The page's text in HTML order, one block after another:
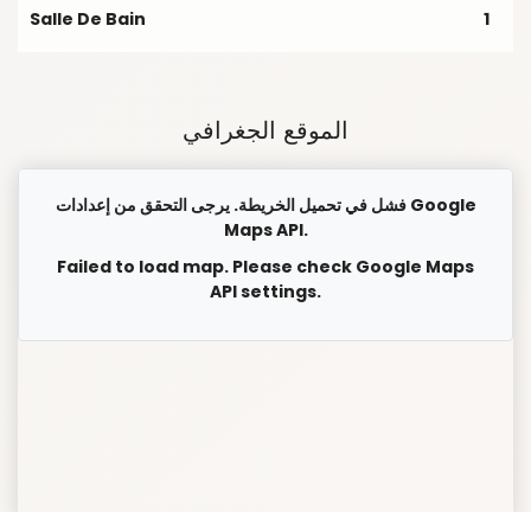
Salle De Bain
1
الموقع الجغرافي
فشل في تحميل الخريطة. يرجى التحقق من إعدادات Google
Maps API.
Failed to load map. Please check Google Maps
API settings.